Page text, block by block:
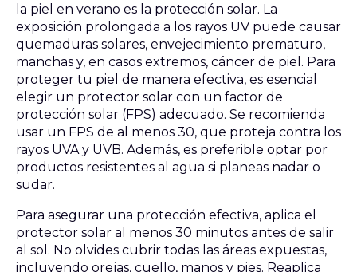
la piel en verano es la protección solar. La
exposición prolongada a los rayos UV puede causar
quemaduras solares, envejecimiento prematuro,
manchas y, en casos extremos, cáncer de piel. Para
proteger tu piel de manera efectiva, es esencial
elegir un protector solar con un factor de
protección solar (FPS) adecuado. Se recomienda
usar un FPS de al menos 30, que proteja contra los
rayos UVA y UVB. Además, es preferible optar por
productos resistentes al agua si planeas nadar o
sudar.
Para asegurar una protección efectiva, aplica el
protector solar al menos 30 minutos antes de salir
al sol. No olvides cubrir todas las áreas expuestas,
incluyendo orejas, cuello, manos y pies. Reaplica